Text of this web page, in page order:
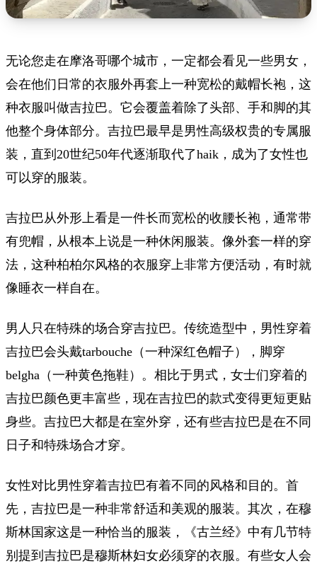
无论您走在摩洛哥哪个城市，一定都会看见一些男女，
会在他们日常的衣服外再套上一种宽松的戴帽长袍，这
种衣服叫做吉拉巴。它会覆盖着除了头部、手和脚的其
他整个身体部分。吉拉巴最早是男性高级权贵的专属服
装，直到20世纪50年代逐渐取代了haik，成为了女性也
可以穿的服装。
吉拉巴从外形上看是一件长而宽松的收腰长袍，通常带
有兜帽，从根本上说是一种休闲服装。像外套一样的穿
法，这种柏柏尔风格的衣服穿上非常方便活动，有时就
像睡衣一样自在。
男人只在特殊的场合穿吉拉巴。传统造型中，男性穿着
吉拉巴会头戴tarbouche（一种深红色帽子），脚穿
belgha（一种黄色拖鞋）。相比于男式，女士们穿着的
吉拉巴颜色更丰富些，现在吉拉巴的款式变得更短更贴
身些。吉拉巴大都是在室外穿，还有些吉拉巴是在不同
日子和特殊场合才穿。
女性对比男性穿着吉拉巴有着不同的风格和目的。首
先，吉拉巴是一种非常舒适和美观的服装。其次，在穆
斯林国家这是一种恰当的服装，《古兰经》中有几节特
别提到吉拉巴是穆斯林妇女必须穿的衣服。有些女人会